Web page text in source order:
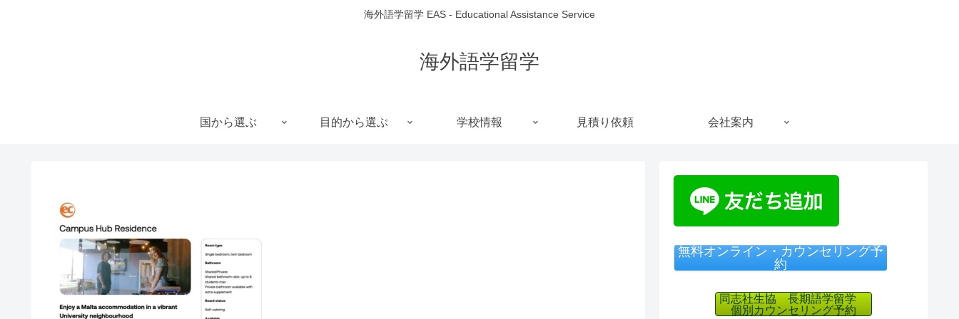
海外語学留学 EAS - Educational Assistance Service
海外語学留学
国から選ぶ 目的から選ぶ 学校情報 見積り依頼 会社案内
無料オンライン・カウンセリング予
約
同志社生協 長期語学留学
個別カウンセリング予約